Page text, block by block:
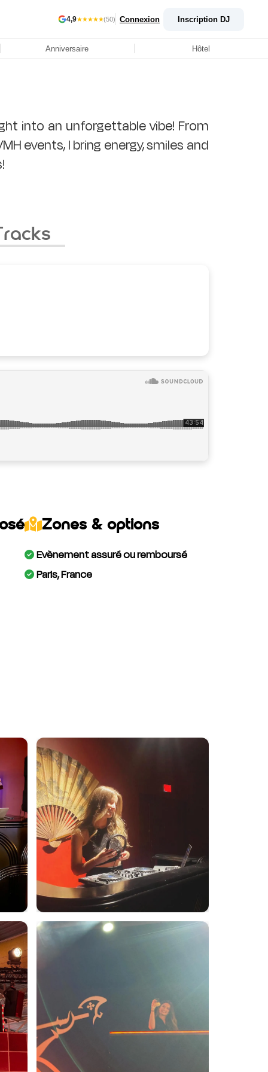
4,9★★★★★(50) Connexion Inscription DJ
Anniversaire Hôtel
into an unforgettable vibe! From
events, I bring energy, smiles and
Zones & options
Evènement assuré ou remboursé
Paris, France